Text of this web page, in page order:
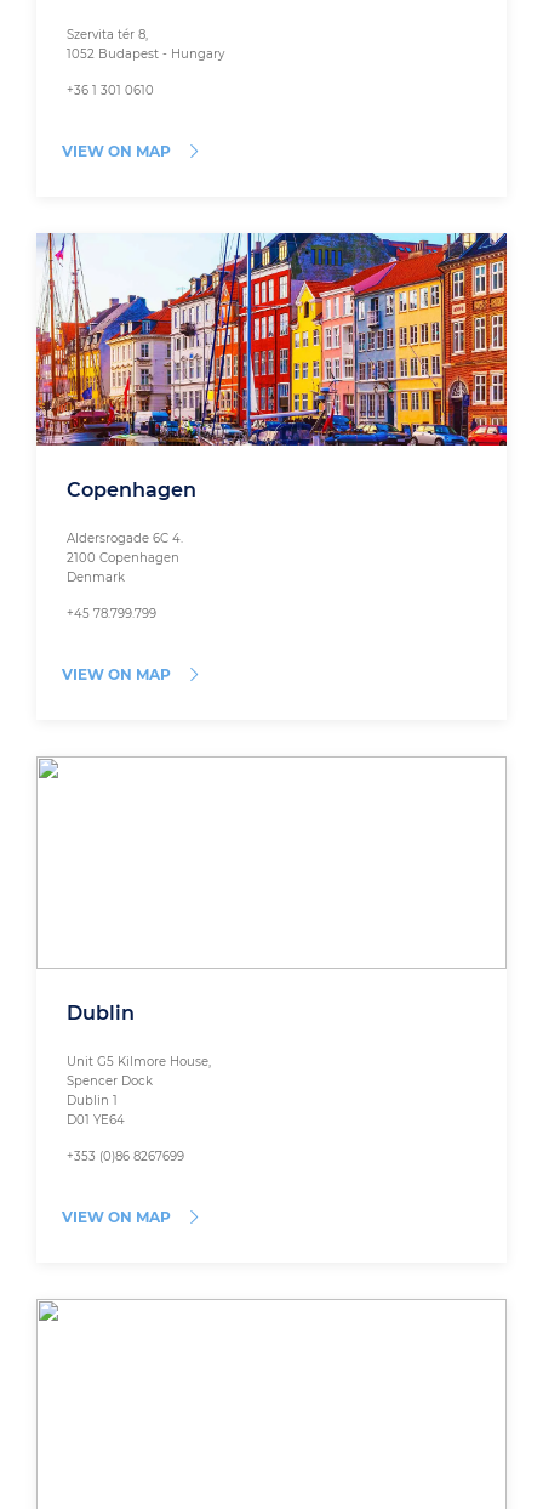
Szervita tér 8,
1052 Budapest - Hungary
+36 1 301 0610
VIEW ON MAP
Copenhagen
Aldersrogade 6C 4.
2100 Copenhagen
Denmark
+45 78.799.799
VIEW ON MAP
Dublin
Unit G5 Kilmore House,
Spencer Dock
Dublin 1
D01 YE64
+353 (0)86 8267699
VIEW ON MAP